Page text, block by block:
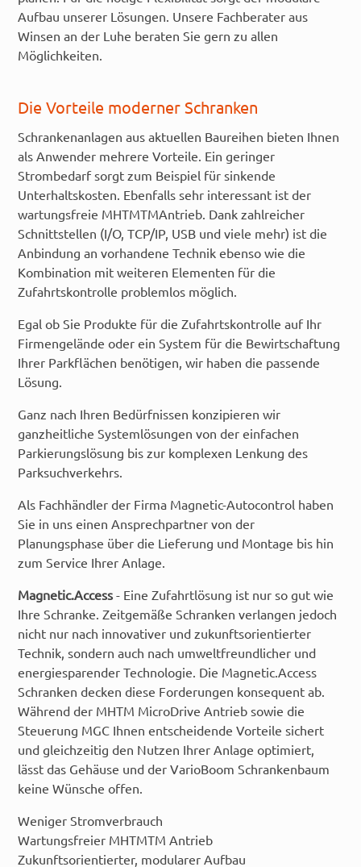
Aufbau unserer Lösungen. Unsere Fachberater aus
Winsen an der Luhe beraten Sie gern zu allen
Möglichkeiten.
Die Vorteile moderner Schranken
Schrankenanlagen aus aktuellen Baureihen bieten Ihnen
als Anwender mehrere Vorteile. Ein geringer
Strombedarf sorgt zum Beispiel für sinkende
Unterhaltskosten. Ebenfalls sehr interessant ist der
wartungsfreie MHTMTMAntrieb. Dank zahlreicher
Schnittstellen (I/O, TCP/IP, USB und viele mehr) ist die
Anbindung an vorhandene Technik ebenso wie die
Kombination mit weiteren Elementen für die
Zufahrtskontrolle problemlos möglich.
Egal ob Sie Produkte für die Zufahrtskontrolle auf Ihr
Firmengelände oder ein System für die Bewirtschaftung
Ihrer Parkflächen benötigen, wir haben die passende
Lösung.
Ganz nach Ihren Bedürfnissen konzipieren wir
ganzheitliche Systemlösungen von der einfachen
Parkierungslösung bis zur komplexen Lenkung des
Parksuchverkehrs.
Als Fachhändler der Firma Magnetic-Autocontrol haben
Sie in uns einen Ansprechpartner von der
Planungsphase über die Lieferung und Montage bis hin
zum Service Ihrer Anlage.
Magnetic.Access - Eine Zufahrtlösung ist nur so gut wie
Ihre Schranke. Zeitgemäße Schranken verlangen jedoch
nicht nur nach innovativer und zukunftsorientierter
Technik, sondern auch nach umweltfreundlicher und
energiesparender Technologie. Die Magnetic.Access
Schranken decken diese Forderungen konsequent ab.
Während der MHTM MicroDrive Antrieb sowie die
Steuerung MGC Ihnen entscheidende Vorteile sichert
und gleichzeitig den Nutzen Ihrer Anlage optimiert,
lässt das Gehäuse und der VarioBoom Schrankenbaum
keine Wünsche offen.
Weniger Stromverbrauch
Wartungsfreier MHTMTM Antrieb
Zukunftsorientierter, modularer Aufbau